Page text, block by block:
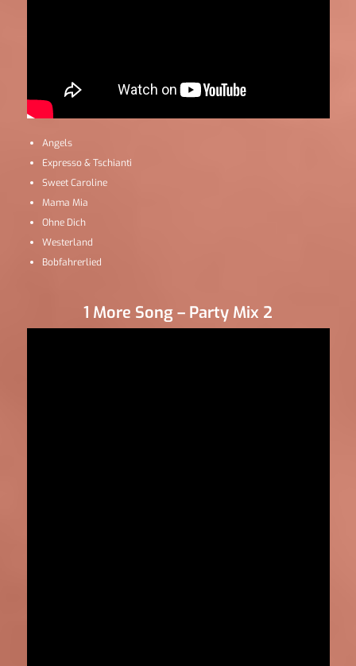
Angels
Expresso & Tschianti
Sweet Caroline
Mama Mia
Ohne Dich
Westerland
Bobfahrerlied
1 More Song – Party Mix 2